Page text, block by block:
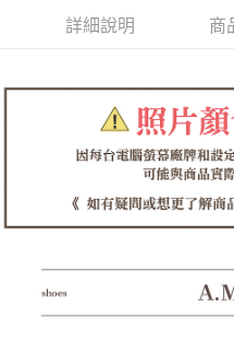
【「AFTEE先享後付」結帳流程】
１．於結帳方式選擇「AFTEE先享
ATM／網路銀行／等多元方式進行
※ 請注意：結帳手續完成當下不需
購買商品的店家。未經商家同意取
※ 交易是否成功請以「AFTEE先享
是否繳費成功／繳費後需取消欲退
【注意事項】
１．透過由恩沛科技股份有限公司
易，需依本服務之必要範圍內提供
每筆NT$60，滿NT$1,380(含以
每筆NT$60，滿NT$1,380(含以
7-11取貨付款
每筆NT$60，滿NT$1,380(含
付款後7-11取貨
每筆NT$60，滿NT$1,380(含以
郵局
每筆NT$100，滿NT$1,380(含
詳細說明 商